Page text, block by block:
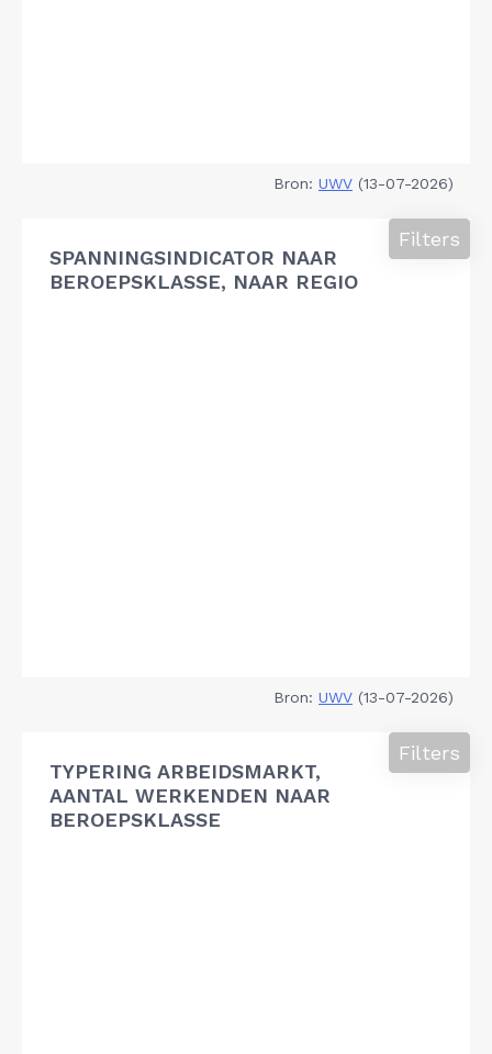
Bron: UWV (13-07-2026)
SPANNINGSINDICATOR NAAR
BEROEPSKLASSE, NAAR REGIO
Filters
Bron: UWV (13-07-2026)
TYPERING ARBEIDSMARKT,
AANTAL WERKENDEN NAAR
BEROEPSKLASSE
Filters